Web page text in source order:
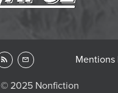
© 2025 Nonfiction
Mentions